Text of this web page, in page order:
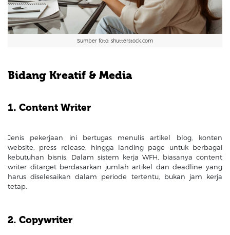
Sumber foto: shutterstock.com
Bidang Kreatif & Media
1. Content Writer
Jenis pekerjaan ini bertugas menulis artikel blog, konten
website, press release, hingga landing page untuk berbagai
kebutuhan bisnis. Dalam sistem kerja WFH, biasanya content
writer ditarget berdasarkan jumlah artikel dan deadline yang
harus diselesaikan dalam periode tertentu, bukan jam kerja
tetap.
2. Copywriter